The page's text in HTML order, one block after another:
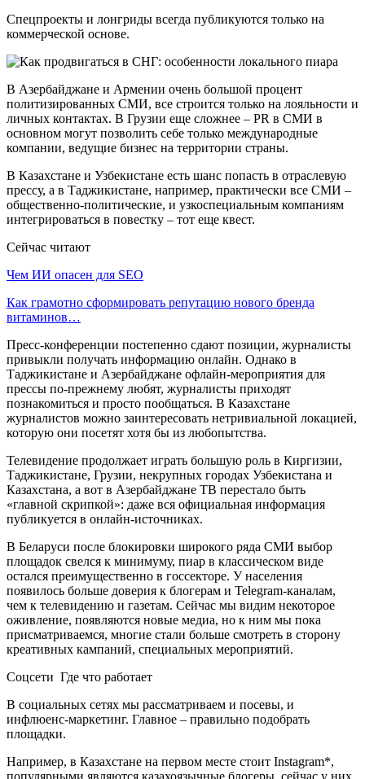
Спецпроекты и лонгриды всегда публикуются только на
коммерческой основе.
В Азербайджане и Армении очень большой процент
политизированных СМИ, все строится только на лояльности и
личных контактах. В Грузии еще сложнее – PR в СМИ в
основном могут позволить себе только международные
компании, ведущие бизнес на территории страны.
В Казахстане и Узбекистане есть шанс попасть в отраслевую
прессу, а в Таджикистане, например, практически все СМИ –
общественно-политические, и узкоспециальным компаниям
интегрироваться в повестку – тот еще квест.
Сейчас читают
Чем ИИ опасен для SEO
Как грамотно сформировать репутацию нового бренда
витаминов…
Пресс-конференции постепенно сдают позиции, журналисты
привыкли получать информацию онлайн. Однако в
Таджикистане и Азербайджане офлайн-мероприятия для
прессы по-прежнему любят, журналисты приходят
познакомиться и просто пообщаться. В Казахстане
журналистов можно заинтересовать нетривиальной локацией,
которую они посетят хотя бы из любопытства.
Телевидение продолжает играть большую роль в Киргизии,
Таджикистане, Грузии, некрупных городах Узбекистана и
Казахстана, а вот в Азербайджане ТВ перестало быть
«главной скрипкой»: даже вся официальная информация
публикуется в онлайн-источниках.
В Беларуси после блокировки широкого ряда СМИ выбор
площадок свелся к минимуму, пиар в классическом виде
остался преимущественно в госсекторе. У населения
появилось больше доверия к блогерам и Telegram-каналам,
чем к телевидению и газетам. Сейчас мы видим некоторое
оживление, появляются новые медиа, но к ним мы пока
присматриваемся, многие стали больше смотреть в сторону
креативных кампаний, специальных мероприятий.
Соцсети Где что работает
В социальных сетях мы рассматриваем и посевы, и
инфлюенс-маркетинг. Главное – правильно подобрать
площадки.
Например, в Казахстане на первом месте стоит Instagram*,
популярными являются казахоязычные блогеры, сейчас у них